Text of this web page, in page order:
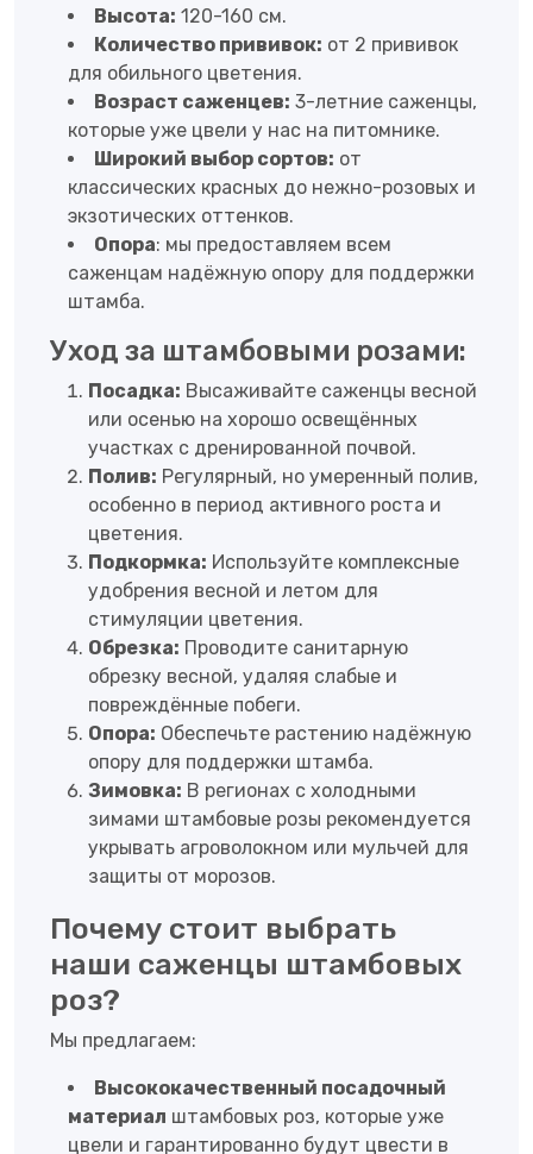
Высота: 120-160 см.
Количество прививок: от 2 прививок
для обильного цветения.
Возраст саженцев: 3-летние саженцы,
которые уже цвели у нас на питомнике.
Широкий выбор сортов: от
классических красных до нежно-розовых и
экзотических оттенков.
Опора: мы предоставляем всем
саженцам надёжную опору для поддержки
штамба.
Уход за штамбовыми розами:
Посадка: Высаживайте саженцы весной
или осенью на хорошо освещённых
участках с дренированной почвой.
Полив: Регулярный, но умеренный полив,
особенно в период активного роста и
цветения.
Подкормка: Используйте комплексные
удобрения весной и летом для
стимуляции цветения.
Обрезка: Проводите санитарную
обрезку весной, удаляя слабые и
повреждённые побеги.
Опора: Обеспечьте растению надёжную
опору для поддержки штамба.
Зимовка: В регионах с холодными
зимами штамбовые розы рекомендуется
укрывать агроволокном или мульчей для
защиты от морозов.
Почему стоит выбрать
наши саженцы штамбовых
роз?
Мы предлагаем:
Высококачественный посадочный
материал штамбовых роз, которые уже
цвели и гарантированно будут цвести в